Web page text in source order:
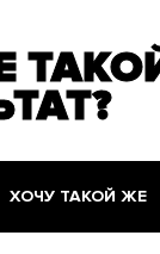
ХОЧУ ТАКОЙ ЖЕ